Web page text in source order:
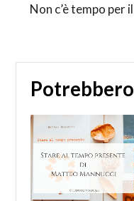
Non c’è tempo per